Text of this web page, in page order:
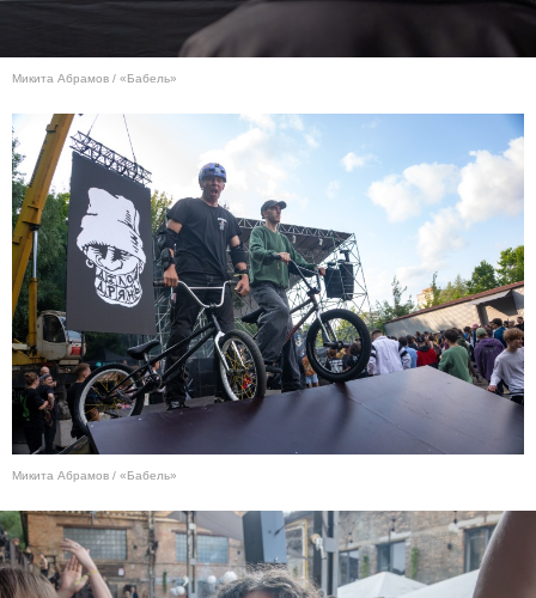
Микита Абрамов / «Бабель»
Микита Абрамов / «Бабель»